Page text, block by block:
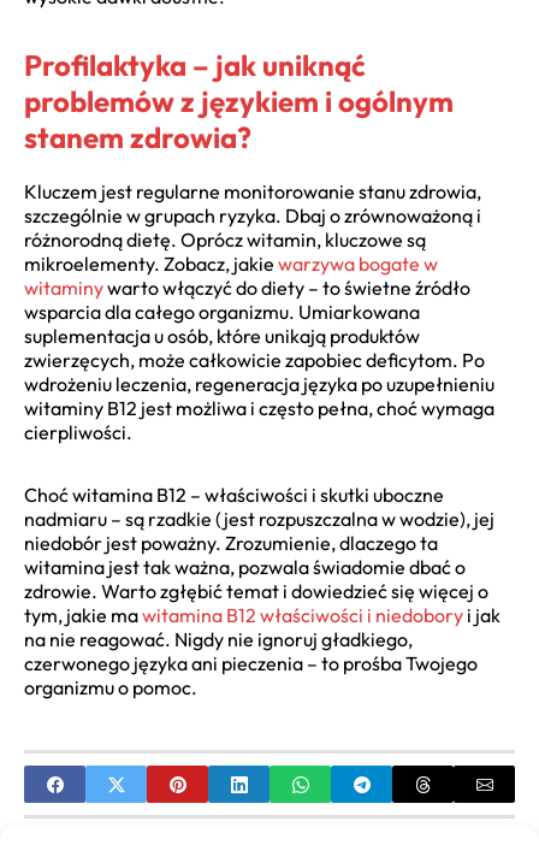
Profilaktyka – jak uniknąć
problemów z językiem i ogólnym
stanem zdrowia?
Kluczem jest regularne monitorowanie stanu zdrowia,
szczególnie w grupach ryzyka. Dbaj o zrównoważoną i
różnorodną dietę. Oprócz witamin, kluczowe są
mikroelementy. Zobacz, jakie warzywa bogate w
witaminywarto włączyć do diety – to świetne źródło
wsparcia dla całego organizmu. Umiarkowana
suplementacja u osób, które unikają produktów
zwierzęcych, może całkowicie zapobiec deficytom. Po
wdrożeniu leczenia, regeneracja języka po uzupełnieniu
witaminy B12 jest możliwa i często pełna, choć wymaga
cierpliwości.
Choć witamina B12 – właściwości i skutki uboczne
nadmiaru – są rzadkie (jest rozpuszczalna w wodzie), jej
niedobór jest poważny. Zrozumienie, dlaczego ta
witamina jest tak ważna, pozwala świadomie dbać o
zdrowie. Warto zgłębić temat i dowiedzieć się więcej o
tym, jakie mawitamina B12 właściwości i niedobory i jak
na nie reagować. Nigdy nie ignoruj gładkiego,
czerwonego języka ani pieczenia – to prośba Twojego
organizmu o pomoc.